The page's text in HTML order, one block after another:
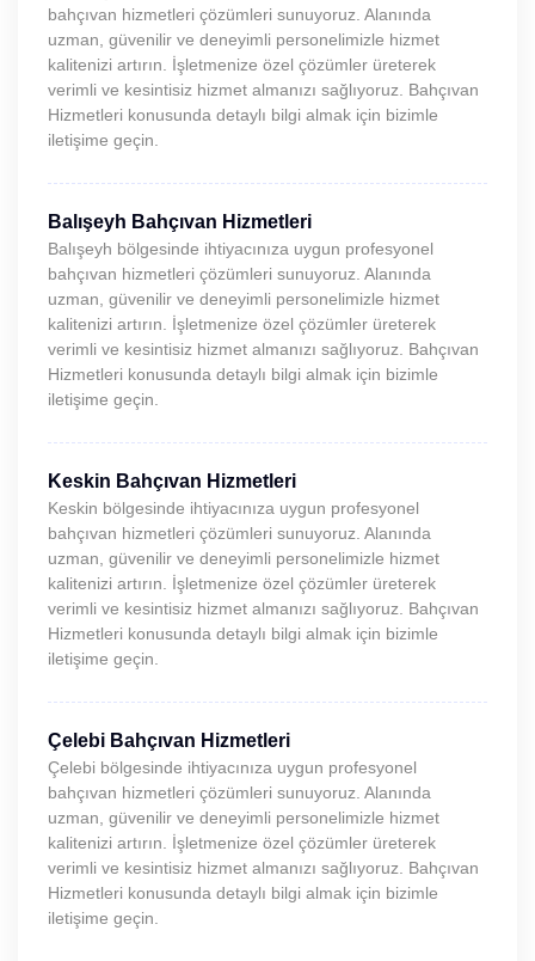
bahçıvan hizmetleri çözümleri sunuyoruz. Alanında
uzman, güvenilir ve deneyimli personelimizle hizmet
kalitenizi artırın. İşletmenize özel çözümler üreterek
verimli ve kesintisiz hizmet almanızı sağlıyoruz. Bahçıvan
Hizmetleri konusunda detaylı bilgi almak için bizimle
iletişime geçin.
Balışeyh Bahçıvan Hizmetleri
Balışeyh bölgesinde ihtiyacınıza uygun profesyonel
bahçıvan hizmetleri çözümleri sunuyoruz. Alanında
uzman, güvenilir ve deneyimli personelimizle hizmet
kalitenizi artırın. İşletmenize özel çözümler üreterek
verimli ve kesintisiz hizmet almanızı sağlıyoruz. Bahçıvan
Hizmetleri konusunda detaylı bilgi almak için bizimle
iletişime geçin.
Keskin Bahçıvan Hizmetleri
Keskin bölgesinde ihtiyacınıza uygun profesyonel
bahçıvan hizmetleri çözümleri sunuyoruz. Alanında
uzman, güvenilir ve deneyimli personelimizle hizmet
kalitenizi artırın. İşletmenize özel çözümler üreterek
verimli ve kesintisiz hizmet almanızı sağlıyoruz. Bahçıvan
Hizmetleri konusunda detaylı bilgi almak için bizimle
iletişime geçin.
Çelebi Bahçıvan Hizmetleri
Çelebi bölgesinde ihtiyacınıza uygun profesyonel
bahçıvan hizmetleri çözümleri sunuyoruz. Alanında
uzman, güvenilir ve deneyimli personelimizle hizmet
kalitenizi artırın. İşletmenize özel çözümler üreterek
verimli ve kesintisiz hizmet almanızı sağlıyoruz. Bahçıvan
Hizmetleri konusunda detaylı bilgi almak için bizimle
iletişime geçin.